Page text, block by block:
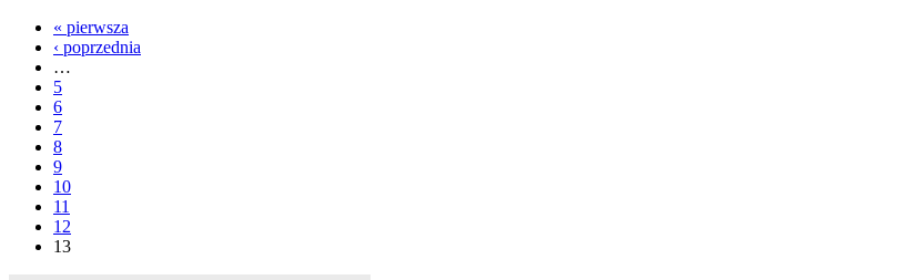
« pierwsza
‹ poprzednia
…
5
6
7
8
9
10
11
12
13